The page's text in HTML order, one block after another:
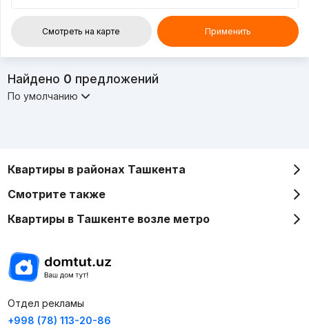
Смотреть на карте Применить
Найдено 0 предложений
По умолчанию
Квартиры в районах Ташкента
Смотрите также
Квартиры в Ташкенте возле метро
Отдел рекламы
+998 (78) 113-20-86